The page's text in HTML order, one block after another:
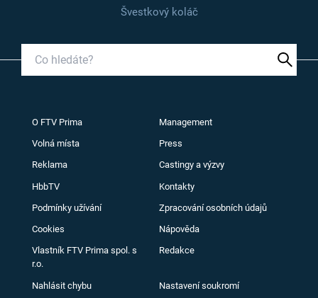
Švestkový koláč
O FTV Prima Management
Volná místa Press
Reklama Castingy a výzvy
HbbTV Kontakty
Podmínky užívání Zpracování osobních údajů
Cookies Nápověda
Vlastník FTV Prima spol. s
r.o.
Redakce
Nahlásit chybu Nastavení soukromí